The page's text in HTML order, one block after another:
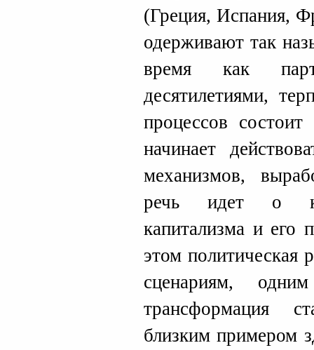
(Греция, Испания,
одерживают так
время как
десятилетиями,
процессов
начинает
механизмов,
речь идет о
капитализма и его
этом политическая
сценариям,
трансформация
близким примером